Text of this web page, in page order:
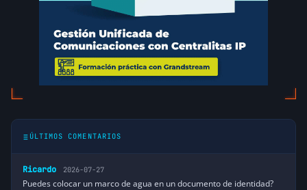
ÚLTIMOS COMENTARIOS
Ricardo 2026-07-27
Puedes colocar un marco de agua en un documento de identidad?